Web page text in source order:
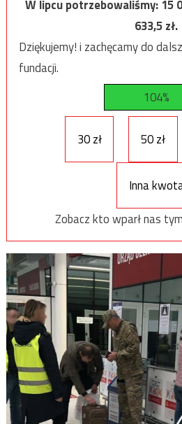
W lipcu potrzebowaliśmy:15
633,5zł.
Dziękujemy! i zachęcamy do
fundacji.
104%
30 zł 50 zł
Inna
Zobacz kto wparł nas